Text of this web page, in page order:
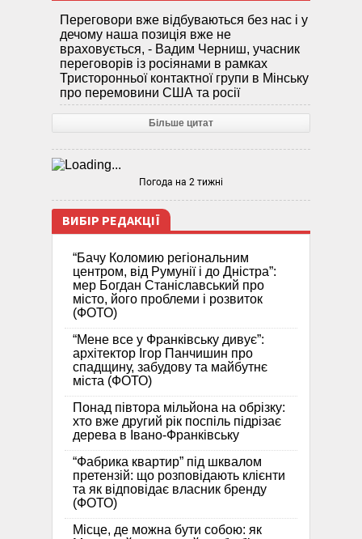
Переговори вже відбуваються без нас і у
дечому наша позиція вже не
враховується, - Вадим Черниш, учасник
переговорів із росіянами в рамках
Тристоронньої контактної групи в Мінську
про перемовини США та росії
Більше цитат
Погода на 2 тижні
ВИБІР РЕДАКЦІЇ
“Бачу Коломию регіональним
центром, від Румунії і до Дністра”:
мер Богдан Станіславський про
місто, його проблеми і розвиток
(ФОТО)
“Мене все у Франківську дивує”:
архітектор Ігор Панчишин про
спадщину, забудову та майбутнє
міста (ФОТО)
Понад півтора мільйона на обрізку:
хто вже другий рік поспіль підрізає
дерева в Івано-Франківську
“Фабрика квартир” під шквалом
претензій: що розповідають клієнти
та як відповідає власник бренду
(ФОТО)
Місце, де можна бути собою: як